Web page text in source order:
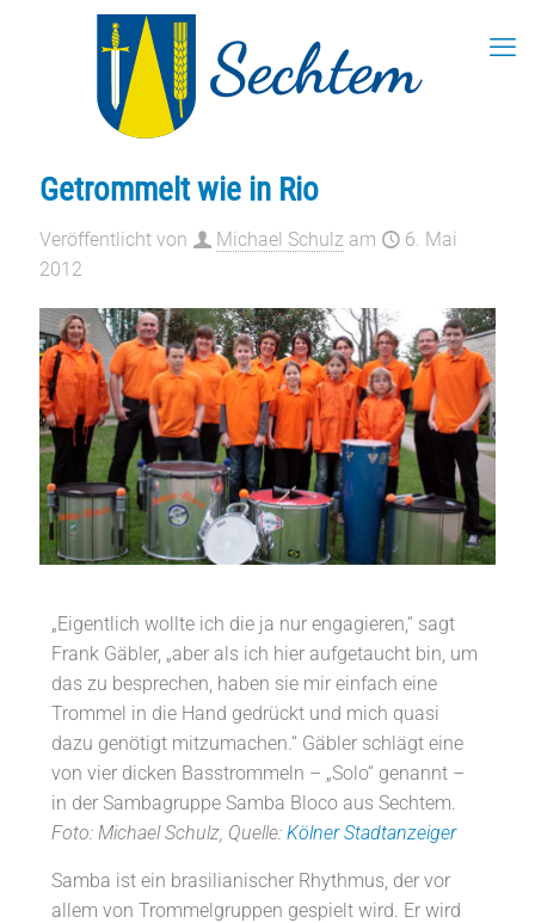
Getrommelt wie in Rio
Veröffentlicht von Michael Schulz am
6. Mai
2012
„Eigentlich wollte ich die ja nur engagieren,“ sagt
Frank Gäbler, „aber als ich hier aufgetaucht bin, um
das zu besprechen, haben sie mir einfach eine
Trommel in die Hand gedrückt und mich quasi
dazu genötigt mitzumachen.“ Gäbler schlägt eine
von vier dicken Basstrommeln – „Solo“ genannt –
in der Sambagruppe Samba Bloco aus Sechtem.
Foto: Michael Schulz, Quelle: Kölner Stadtanzeiger
Samba ist ein brasilianischer Rhythmus, der vor
allem von Trommelgruppen gespielt wird. Er wird